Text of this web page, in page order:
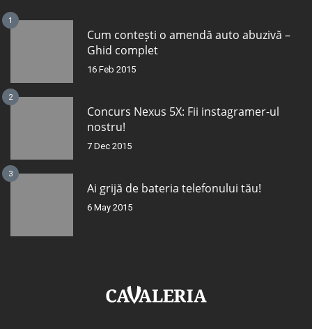
1
Cum contești o amendă auto abuzivă –
Ghid complet
16 Feb 2015
2
Concurs Nexus 5X: Fii instagramer-ul
nostru!
7 Dec 2015
3
Ai grijă de bateria telefonului tău!
6 May 2015